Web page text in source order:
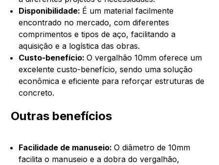
Disponibilidade: É um material facilmente
encontrado no mercado, com diferentes
comprimentos e tipos de aço, facilitando a
aquisição e a logística das obras.
Custo-benefício:O vergalhão 10mm oferece um
excelente custo-benefício, sendo uma solução
econômica e eficiente para reforçar estruturas de
concreto.
Outras benefícios
Facilidade de manuseio:O diâmetro de 10mm
facilita o manuseio e a dobra do vergalhão,